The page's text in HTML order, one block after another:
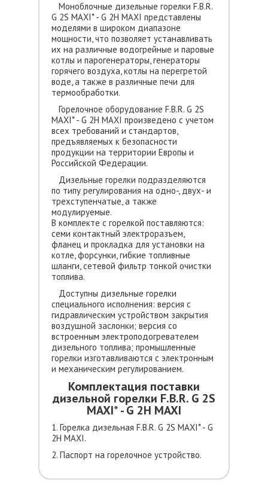
Моноблочные дизельные горелки F.B.R.
G 2S MAXI* - G 2H MAXI представлены
моделями в широком диапазоне
мощности, что позволяет устанавливать
их на различные водогрейные и паровые
котлы и парогенераторы, генераторы
горячего воздуха, котлы на перегретой
воде, а также в различные печи для
термообработки.
Горелочное оборудование F.B.R. G 2S
MAXI* - G 2H MAXI произведено с учетом
всех требований и стандартов,
предъявляемых к безопасности
продукции на территории Европы и
Российской Федерации.
Дизельные горелки подразделяются
по типу регулирования на одно-, двух- и
трехступенчатые, а также
модулируемые.
В комплекте с горелкой поставляются:
семи контактный электроразъем,
фланец и прокладка для установки на
котле, форсунки, гибкие топливные
шланги, сетевой фильтр тонкой очистки
топлива.
Доступны дизельные горелки
специального исполнения: версия с
гидравлическим устройством закрытия
воздушной заслонки; версия со
встроенным электроподогревателем
дизельного топлива; промышленные
горелки изготавливаются с электронным
и механическим регулированием.
Комплектация поставки
дизельной горелки F.B.R. G 2S
MAXI* - G 2H MAXI
1. Горелка дизельная F.B.R. G 2S MAXI* - G
2H MAXI.
2. Паспорт на горелочное устройство.